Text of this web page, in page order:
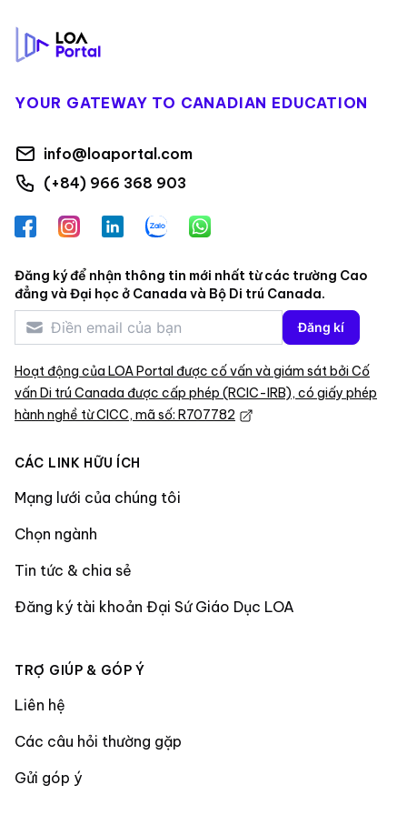
YOUR GATEWAY TO CANADIAN EDUCATION
info@loaportal.com
(+84) 966 368 903
FacebookInstagramLinkedInZalo WhatsApp
Đăng ký để nhận thông tin mới nhất từ các trường Cao
đẳng và Đại học ở Canada và Bộ Di trú Canada.
Đăng kí
Hoạt động của LOA Portal được cố vấn và giám sát bởi Cố
vấn Di trú Canada được cấp phép (RCIC-IRB), có giấy phép
hành nghề từ CICC, mã số: R707782
CÁC LINK HỮU ÍCH
Mạng lưới của chúng tôi
Chọn ngành
Tin tức & chia sẻ
Đăng ký tài khoản Đại Sứ Giáo Dục LOA
TRỢ GIÚP & GÓP Ý
Liên hệ
Các câu hỏi thường gặp
Gửi góp ý